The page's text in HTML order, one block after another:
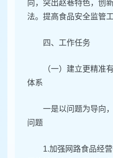
向，突出赵巷特色，创
法。提高食品安全监管
四、工作任务
（一）建立更精准
体系
一是以问题为导向
问题
1.加强网路食品经